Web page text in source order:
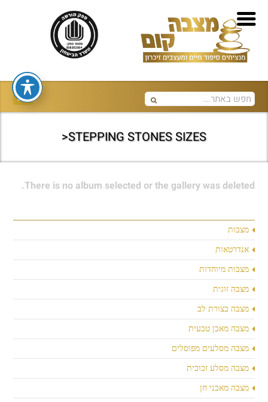
STEPPING STONES SIZES<
מצבות
אנדרטאות
מצבות מיוחדות
מצבה זוגית
מצבה בצורת לב
מצבה מאבן טבעית
מצבה מסלעים מפוסלים
מצבה מסלע זכוכית
מצבה מאבני חן
There is no album selected or the gallery was deleted.